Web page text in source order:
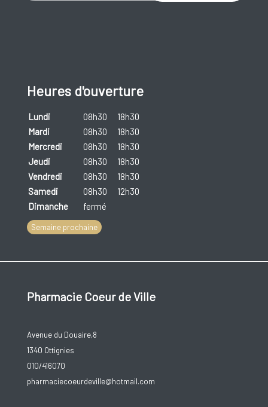
Heures d'ouverture
Lundi 08h30
18h30
Mardi
08h30
18h30
Mercredi
08h30
18h30
Jeudi
08h30
18h30
Vendredi
08h30
18h30
Samedi
08h30
12h30
Dimanche
fermé
Semaine prochaine
Pharmacie Coeur de Ville
Avenue du Douaire,8
1340 Ottignies
010/416070
pharmaciecoeurdeville@hotmail.com